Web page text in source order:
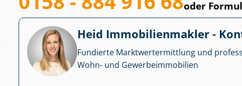
oder
Heid Im­mo­bi­li­en­mak­ler -
Fundierte Markt­wert­ermitt­lung und
Wohn- und Ge­wer­be­im­mo­bi­li­en